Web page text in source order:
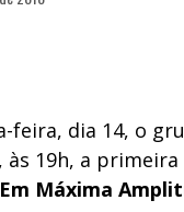
feira, dia 14, o
às 19h, a
Máxima